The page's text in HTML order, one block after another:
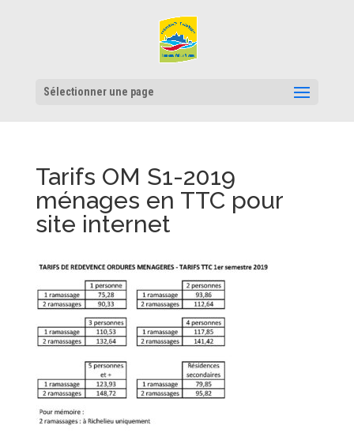
Sélectionner une page
Tarifs OM S1-2019
ménages en TTC pour
site internet